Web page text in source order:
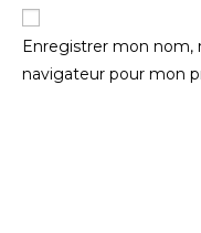
Enregistrer mon nom,
navigateur pour mon